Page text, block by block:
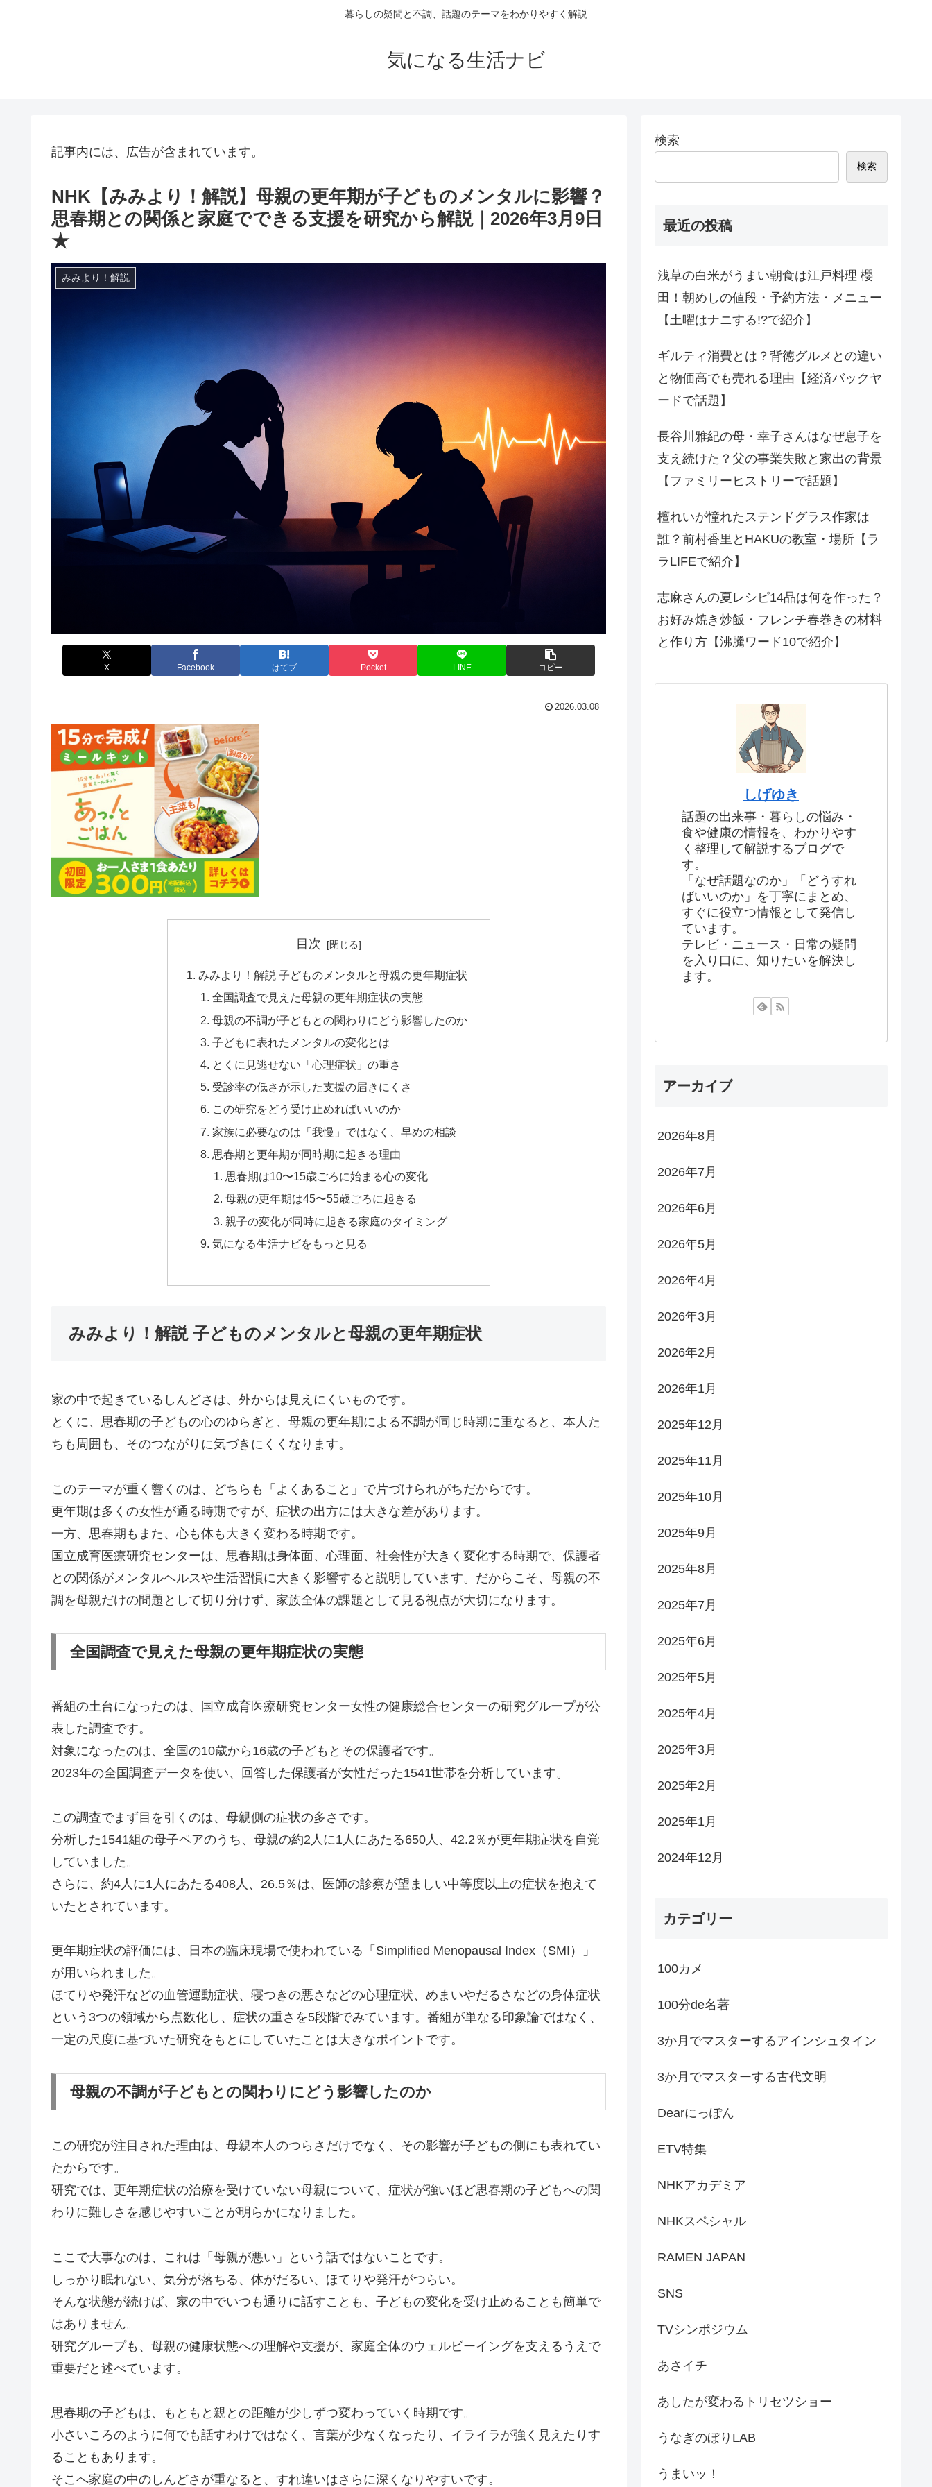
暮らしの疑問と不調、話題のテーマをわかりやすく解説
気になる生活ナビ
記事内には、広告が含まれています。
NHK【みみより！解説】母親の更年期が子どものメンタルに影響？
思春期との関係と家庭でできる支援を研究から解説｜2026年3月9日
★
みみより！解説
X Facebook はてブ Pocket LINE コピー
2026.03.08
目次
みみより！解説 子どものメンタルと母親の更年期症状
全国調査で見えた母親の更年期症状の実態
母親の不調が子どもとの関わりにどう影響したのか
子どもに表れたメンタルの変化とは
とくに見逃せない「心理症状」の重さ
受診率の低さが示した支援の届きにくさ
この研究をどう受け止めればいいのか
家族に必要なのは「我慢」ではなく、早めの相談
思春期と更年期が同時期に起きる理由
思春期は10〜15歳ごろに始まる心の変化
母親の更年期は45〜55歳ごろに起きる
親子の変化が同時に起きる家庭のタイミング
気になる生活ナビをもっと見る
みみより！解説 子どものメンタルと母親の更年期症状
家の中で起きているしんどさは、外からは見えにくいものです。
とくに、思春期の子どもの心のゆらぎと、母親の更年期による不調が同じ時期に重なると、本人た
ちも周囲も、そのつながりに気づきにくくなります。
このテーマが重く響くのは、どちらも「よくあること」で片づけられがちだからです。
更年期は多くの女性が通る時期ですが、症状の出方には大きな差があります。
一方、思春期もまた、心も体も大きく変わる時期です。
国立成育医療研究センターは、思春期は身体面、心理面、社会性が大きく変化する時期で、保護者
との関係がメンタルヘルスや生活習慣に大きく影響すると説明しています。だからこそ、母親の不
調を母親だけの問題として切り分けず、家族全体の課題として見る視点が大切になります。
全国調査で見えた母親の更年期症状の実態
番組の土台になったのは、国立成育医療研究センター女性の健康総合センターの研究グループが公
表した調査です。
対象になったのは、全国の10歳から16歳の子どもとその保護者です。
2023年の全国調査データを使い、回答した保護者が女性だった1541世帯を分析しています。
この調査でまず目を引くのは、母親側の症状の多さです。
分析した1541組の母子ペアのうち、母親の約2人に1人にあたる650人、42.2％が更年期症状を自覚
していました。
さらに、約4人に1人にあたる408人、26.5％は、医師の診察が望ましい中等度以上の症状を抱えて
いたとされています。
更年期症状の評価には、日本の臨床現場で使われている「Simplified Menopausal Index（SMI）」
が用いられました。
ほてりや発汗などの血管運動症状、寝つきの悪さなどの心理症状、めまいやだるさなどの身体症状
という3つの領域から点数化し、症状の重さを5段階でみています。番組が単なる印象論ではなく、
一定の尺度に基づいた研究をもとにしていたことは大きなポイントです。
母親の不調が子どもとの関わりにどう影響したのか
この研究が注目された理由は、母親本人のつらさだけでなく、その影響が子どもの側にも表れてい
たからです。
研究では、更年期症状の治療を受けていない母親について、症状が強いほど思春期の子どもへの関
わりに難しさを感じやすいことが明らかになりました。
ここで大事なのは、これは「母親が悪い」という話ではないことです。
しっかり眠れない、気分が落ちる、体がだるい、ほてりや発汗がつらい。
そんな状態が続けば、家の中でいつも通りに話すことも、子どもの変化を受け止めることも簡単で
はありません。
研究グループも、母親の健康状態への理解や支援が、家庭全体のウェルビーイングを支えるうえで
重要だと述べています。
思春期の子どもは、もともと親との距離が少しずつ変わっていく時期です。
小さいころのように何でも話すわけではなく、言葉が少なくなったり、イライラが強く見えたりす
ることもあります。
そこへ家庭の中のしんどさが重なると、すれ違いはさらに深くなりやすいです。
検索
検索
最近の投稿
浅草の白米がうまい朝食は江戸料理 櫻
田！朝めしの値段・予約方法・メニュー
【土曜はナニする!?で紹介】
ギルティ消費とは？背徳グルメとの違い
と物価高でも売れる理由【経済バックヤ
ードで話題】
長谷川雅紀の母・幸子さんはなぜ息子を
支え続けた？父の事業失敗と家出の背景
【ファミリーヒストリーで話題】
檀れいが憧れたステンドグラス作家は
誰？前村香里とHAKUの教室・場所【ラ
ラLIFEで紹介】
志麻さんの夏レシピ14品は何を作った？
お好み焼き炒飯・フレンチ春巻きの材料
と作り方【沸騰ワード10で紹介】
しげゆき
話題の出来事・暮らしの悩み・
食や健康の情報を、わかりやす
く整理して解説するブログで
す。
「なぜ話題なのか」「どうすれ
ばいいのか」を丁寧にまとめ、
すぐに役立つ情報として発信し
ています。
テレビ・ニュース・日常の疑問
を入り口に、知りたいを解決し
ます。
アーカイブ
2026年8月
2026年7月
2026年6月
2026年5月
2026年4月
2026年3月
2026年2月
2026年1月
2025年12月
2025年11月
2025年10月
2025年9月
2025年8月
2025年7月
2025年6月
2025年5月
2025年4月
2025年3月
2025年2月
2025年1月
2024年12月
カテゴリー
100カメ
100分de名著
3か月でマスターするアインシュタイン
3か月でマスターする古代文明
Dearにっぽん
ETV特集
NHKアカデミア
NHKスペシャル
RAMEN JAPAN
SNS
TVシンポジウム
あさイチ
あしたが変わるトリセツショー
うなぎのぼりLAB
うまいッ！